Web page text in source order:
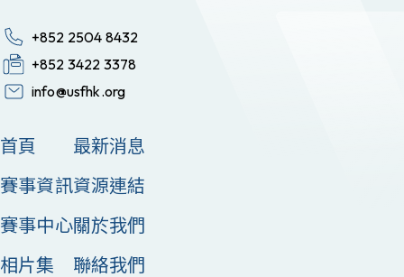
+852 2504 8432
+852 3422 3378
info@usfhk.org
首頁
賽事資訊
賽事中心
相片集
最新消息
資源連結
關於我們
聯絡我們